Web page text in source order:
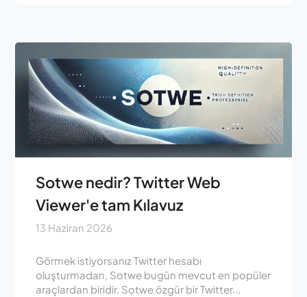
Sotwe nedir? Twitter Web
Viewer'e tam Kılavuz
13 Haziran 2026
Görmek istiyorsanız Twitter hesabı
oluşturmadan, Sotwe bugün mevcut en popüler
araçlardan biridir. Sotwe özgür bir Twitter...